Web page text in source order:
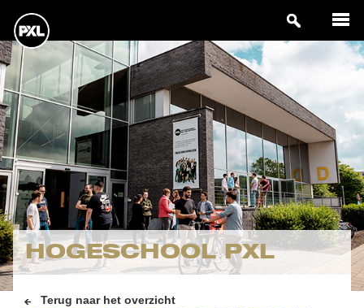
HOGESCHOOL PXL
Terug naar het overzicht